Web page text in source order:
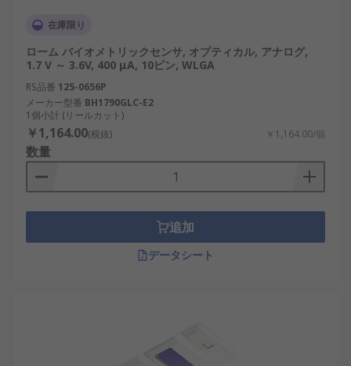
在庫限り
ローム バイオメトリックセンサ, オプティカル, アナログ,
1.7 V ～ 3.6V, 400 μA, 10ピン, WLGA
RS品番 125-0656P
メーカー型番 BH1790GLC-E2
1個小計 (リールカット)
￥1,164.00(税抜) ￥1,164.00/個
数量
追加
データシート